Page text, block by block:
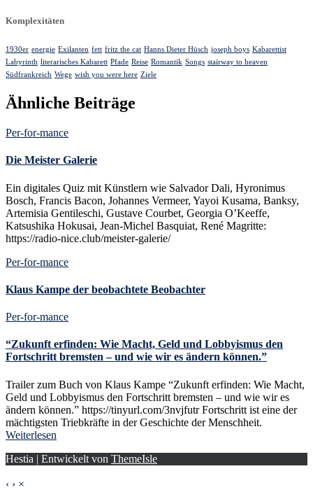
Komplexitäten
1930er energie Exilanten fett fritz the cat Hanns Dieter Hüsch joseph boys Kabarettist
Labyrinth literarisches Kabarett Pfade Reise Romantik Songs stairway to heaven
Südfrankreich Wege wish you were here Ziele
Ähnliche Beiträge
Per-for-mance
Die Meister Galerie
Ein digitales Quiz mit Künstlern wie Salvador Dali, Hyronimus
Bosch, Francis Bacon, Johannes Vermeer, Yayoi Kusama, Banksy,
Artemisia Gentileschi, Gustave Courbet, Georgia O’Keeffe,
Katsushika Hokusai, Jean-Michel Basquiat, René Magritte:
https://radio-nice.club/meister-galerie/
Per-for-mance
Klaus Kampe der beobachtete Beobachter
Per-for-mance
“Zukunft erfinden: Wie Macht, Geld und Lobbyismus den
Fortschritt bremsten – und wie wir es ändern können.”
Trailer zum Buch von Klaus Kampe “Zukunft erfinden: Wie Macht,
Geld und Lobbyismus den Fortschritt bremsten – und wie wir es
ändern können.” https://tinyurl.com/3nvjfutr Fortschritt ist eine der
mächtigsten Triebkräfte in der Geschichte der Menschheit.
Weiterlesen
Hestia | Entwickelt von ThemeIsle
‹ › ×